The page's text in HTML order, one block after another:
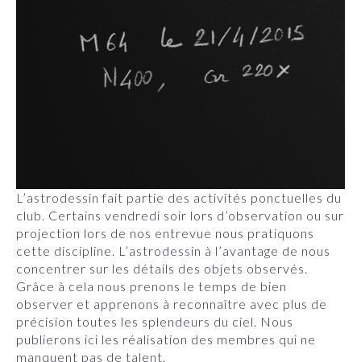
L’astrodessin fait partie des activités ponctuelles du
club. Certains vendredi soir lors d’observation ou sur
projection lors de nos entrevue nous pratiquons
cette discipline. L’astrodessin à l’avantage de nous
concentrer sur les détails des objets observés.
Grâce à cela nous prenons le temps de bien
observer et apprenons à reconnaître avec plus de
précision toutes les splendeurs du ciel. Nous
publierons ici les réalisation des membres qui ne
manquent pas de talent.